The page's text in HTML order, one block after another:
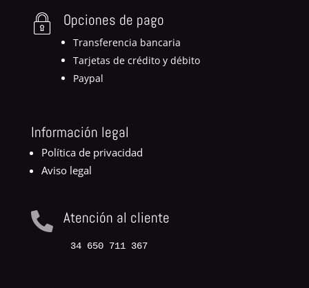
Opciones de pago
Transferencia bancaria
Tarjetas de crédito y débito
Paypal
Información legal
Política de privacidad
Aviso legal
 Atención al cliente
34 650 711 367